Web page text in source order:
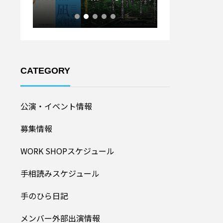
CATEGORY
公演・イベント情報
募集情報
WORK SHOPスケジュール
手相読みスケジュール
手のひら日記
メンバー外部出演情報